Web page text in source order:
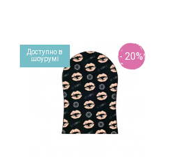
- 20%
Доступно в
шоурумі